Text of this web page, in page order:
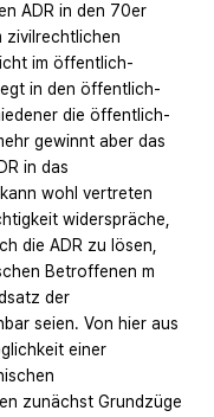
ADR in den 70er
zivilrechtlichen
im öffentlich‐
in den öffentlich‐
die öffentlich‐
gewinnt aber das
in das
wohl vertreten
widerspräche,
die ADR zu lösen,
Betroffenen m
der
seien. Von hier aus
einer
zunächst Grundzüge